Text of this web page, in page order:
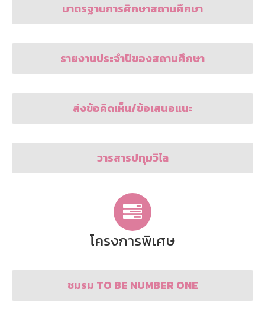
มาตรฐานการศึกษาสถานศึกษา
รายงานประจำปีของสถานศึกษา
ส่งข้อคิดเห็น/ข้อเสนอแนะ
วารสารปทุมวิไล
โครงการพิเศษ
ชมรม TO BE NUMBER ONE